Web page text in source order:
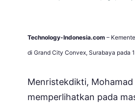
Technology-Indonesia.com –
di Grand City Convex, Surabaya pada
Menristekdikti,
memperlihatkan pada